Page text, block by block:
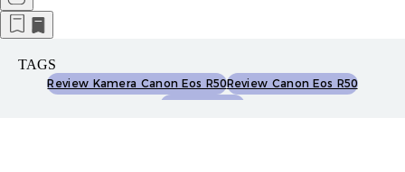
TAGS
Review Kamera Canon Eos R50Review Canon Eos R50